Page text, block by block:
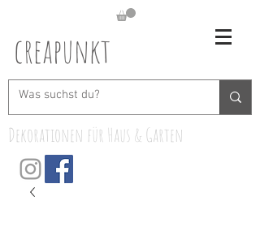
creapunkt
Dekorationen für Haus & Garten